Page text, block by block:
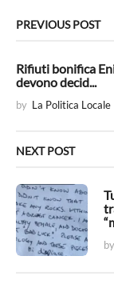
n
t
i
o
PREVIOUS POST
Rifiuti bonifica
devono decid...
by La Politica Locale
NEXT POST
by